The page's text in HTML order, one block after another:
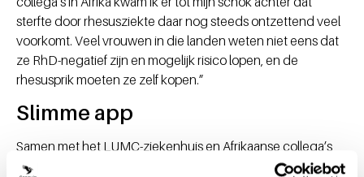
sterfte door rhesusziekte daar nog steeds ontzettend veel
voorkomt. Veel vrouwen in die landen weten niet eens dat
ze RhD-negatief zijn en mogelijk risico lopen, en de
rhesusprik moeten ze zelf kopen.”
Slimme app
Samen met het LUMC-ziekenhuis en Afrikaanse collega’s
heeft Ellen een project opgezet om in Ethiopië, Malawi en